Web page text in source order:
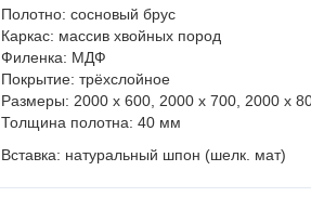
Полотно: сосновый брус
Каркас: массив хвойных пород
Филенка: МДФ
Покрытие: трёхслойное
Размеры: 2000 х 600, 2000 х 700, 2000 х
Толщина полотна: 40 мм
Вставка: натуральный шпон (шелк. мат)